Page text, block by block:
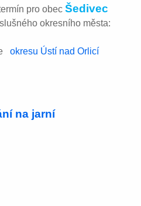
pro obecŠedivec
okresního města:
okresu Ústí nad Orlicí
na jarní